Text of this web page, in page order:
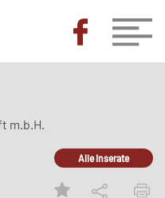
m.b.H.
Alle Inserate